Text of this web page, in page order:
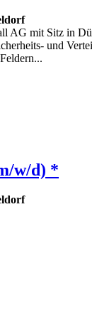
AG mit Sitz in
und
w/d) *